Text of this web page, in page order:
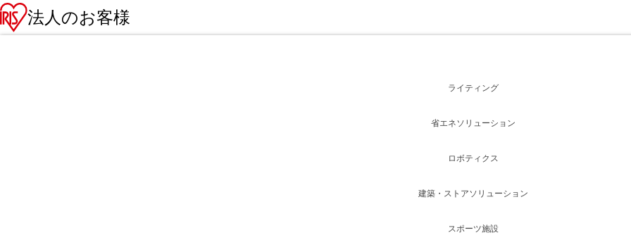
法人のお客様
ライティング
省エネソリューション
ロボティクス
建築・ストアソリューション
スポーツ施設